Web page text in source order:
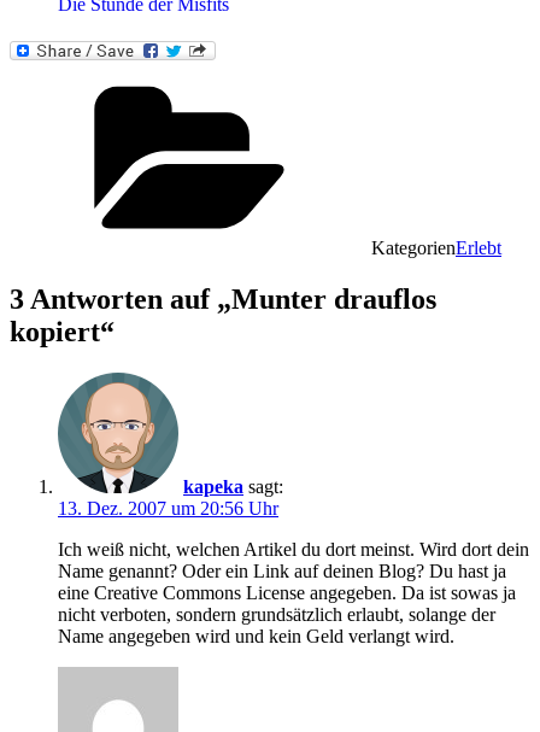
Die Stunde der Misfits
KategorienErlebt
3 Antworten auf „Munter drauflos
kopiert“
kapeka sagt:
13. Dez. 2007 um 20:56 Uhr
Ich weiß nicht, welchen Artikel du dort meinst. Wird dort dein
Name genannt? Oder ein Link auf deinen Blog? Du hast ja
eine Creative Commons License angegeben. Da ist sowas ja
nicht verboten, sondern grundsätzlich erlaubt, solange der
Name angegeben wird und kein Geld verlangt wird.